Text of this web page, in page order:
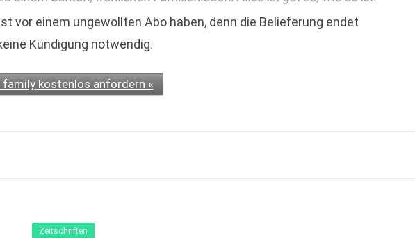
vor einem ungewollten Abo haben, denn die Belieferung endet
Kündigung notwendig.
family kostenlos anfordern «
Zeitschriften